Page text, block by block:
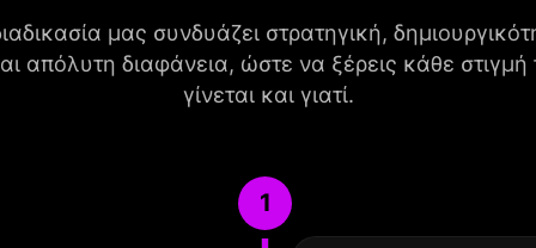
μας συνδυάζει στρατηγική,
απόλυτη διαφάνεια, ώστε να ξέρεις κάθε στιγμή
γίνεται και γιατί.
1